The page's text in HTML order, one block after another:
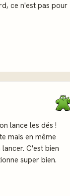
ce n'est pas pour
lance les dés !
mais en même
C'est bien
super bien.